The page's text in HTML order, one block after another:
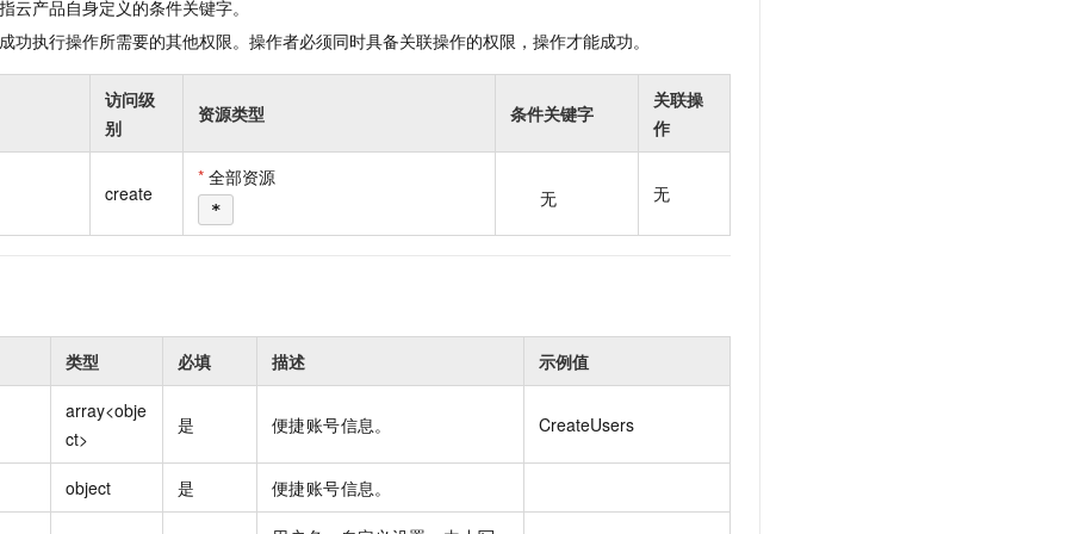
云产品自身定义的条件关键字。
功执行操作所需要的其他权限。操作者必须同时具备关联操作的权限，操作才能成功。
访问级
别
资源类型 条件关键字
关联操
作
create
* 全部资源
* 无 无
类型 必填 描述 示例值
array<obje
ct>
是 便捷账号信息。 CreateUsers
object 是 便捷账号信息。
一个 AI 助手
在企业官网、通讯软件中为客户提供 AI 客服
即刻拥有 DeepSeek-R1 满血版
多种方案随心选，轻松解锁专属 DeepSeek